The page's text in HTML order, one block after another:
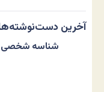
آخرین
شناسه شخصی